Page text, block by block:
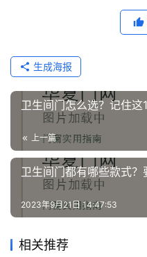
生成海报
卫生间门怎么选？记住这
上一篇
卫生间门都有哪些款式？
2023年9月21日 14:47:53
相关推荐